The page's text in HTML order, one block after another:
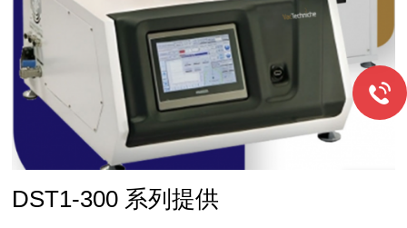
DST1-300 系列提供